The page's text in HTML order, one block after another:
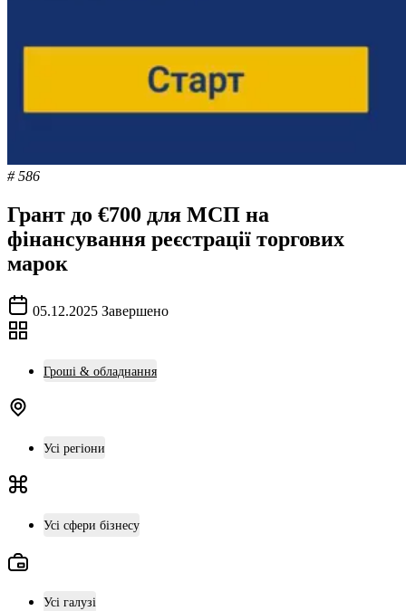
# 586
Грант до €700 для МСП на
фінансування реєстрації торгових
марок
05.12.2025 Завершено
Гроші & обладнання
Усі регіони
Усі сфери бізнесу
Усі галузі